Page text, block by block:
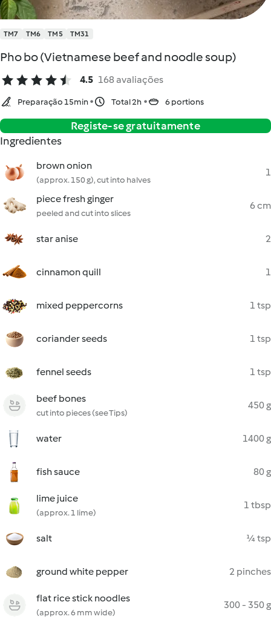
TM7 TM6 TM5 TM31
Pho bo (Vietnamese beef and noodle soup)
4.5 168 avaliações
Preparação 15min Total 2h 6 portions
Registe-se gratuitamente
Ingredientes
brown onion
(approx. 150 g), cut into halves
1
piece fresh ginger
peeled and cut into slices
6 cm
star anise 2
cinnamon quill 1
mixed peppercorns 1 tsp
coriander seeds 1 tsp
fennel seeds 1 tsp
beef bones
cut into pieces (see Tips)
450 g
water 1400 g
fish sauce 80 g
lime juice
(approx. 1 lime)
1 tbsp
salt ¼ tsp
ground white pepper 2 pinches
flat rice stick noodles
(approx. 6 mm wide)
300 - 350 g